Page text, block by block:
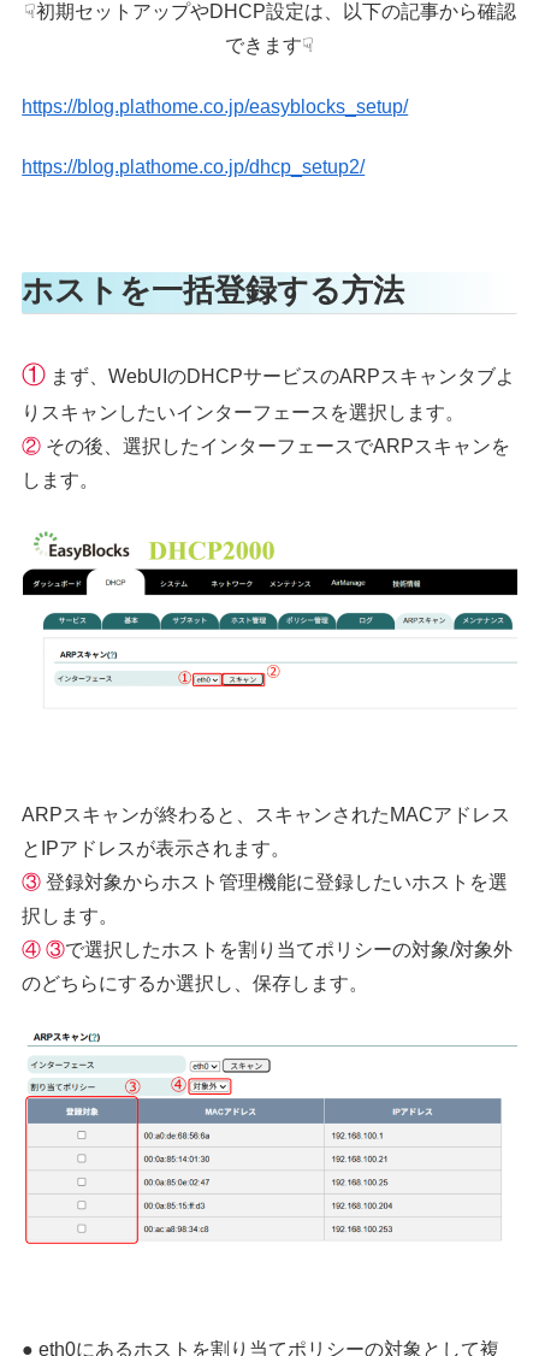
☟初期セットアップやDHCP設定は、以下の記事から確認
できます☟
https://blog.plathome.co.jp/easyblocks_setup/
https://blog.plathome.co.jp/dhcp_setup2/
ホストを一括登録する方法
① まず、WebUIのDHCPサービスのARPスキャンタブよ
りスキャンしたいインターフェースを選択します。
② その後、選択したインターフェースでARPスキャンを
します。
ARPスキャンが終わると、スキャンされたMACアドレス
とIPアドレスが表示されます。
③ 登録対象からホスト管理機能に登録したいホストを選
択します。
④ ③で選択したホストを割り当てポリシーの対象/対象外
のどちらにするか選択し、保存します。
● eth0にあるホストを割り当てポリシーの対象として複